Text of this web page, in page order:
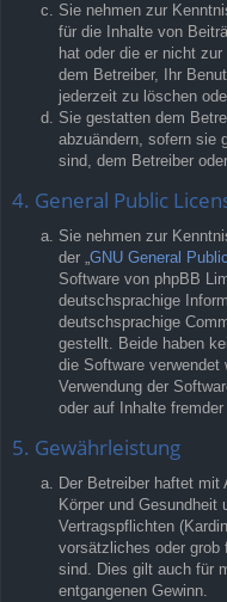
Sie nehmen zur
für die Inhalte von
hat oder die er nicht
dem Betreiber, Ihr
jederzeit zu löschen
Sie gestatten dem
abzuändern, sofern sie
sind, dem Betreiber
4. General Public
Sie nehmen zur
der „GNU General
Software von phpBB
deutschsprachige
deutschsprachige
gestellt. Beide haben
die Software verwendet
Verwendung der
oder auf Inhalte
5. Gewährleistung
Der Betreiber haftet mit
Körper und Gesundheit
Vertragspflichten
vorsätzliches oder grob
sind. Dies gilt auch für
entgangenen Gewinn.